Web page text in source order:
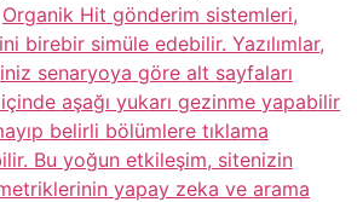
Organik Hit gönderim sistemleri,
birebir simüle edebilir. Yazılımlar,
senaryoya göre alt sayfaları
aşağı yukarı gezinme yapabilir
belirli bölümlere tıklama
Bu yoğun etkileşim, sitenizin
yapay zeka ve arama